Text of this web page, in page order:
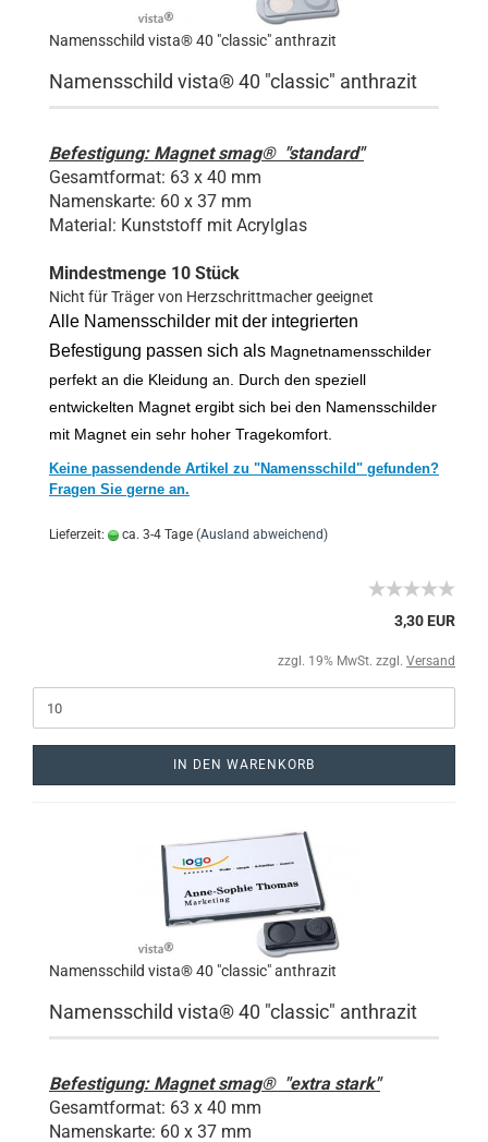
Namensschild vista® 40 "classic" anthrazit
Namensschild vista® 40 "classic" anthrazit
Befestigung: Magnet smag® "standard"
Gesamtformat: 63 x 40 mm
Namenskarte: 60 x 37 mm
Material: Kunststoff mit Acrylglas
Mindestmenge 10 Stück
Nicht für Träger von Herzschrittmacher geeignet
Alle Namensschilder mit der integrierten
Befestigung passen sich als Magnetnamensschilder
perfekt an die Kleidung an. Durch den speziell
entwickelten Magnet ergibt sich bei den Namensschilder
mit Magnet ein sehr hoher Tragekomfort.
Keine passendende Artikel zu "Namensschild" gefunden?
Fragen Sie gerne an.
Lieferzeit: ca. 3-4 Tage (Ausland abweichend)
3,30 EUR
zzgl. 19% MwSt. zzgl. Versand
IN DEN WARENKORB
Namensschild vista® 40 "classic" anthrazit
Namensschild vista® 40 "classic" anthrazit
Befestigung: Magnet smag® "extra stark"
Gesamtformat: 63 x 40 mm
Namenskarte: 60 x 37 mm